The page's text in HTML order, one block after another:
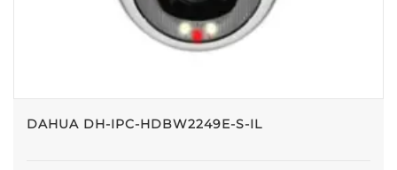
DAHUA DH-IPC-HDBW2249E-S-IL